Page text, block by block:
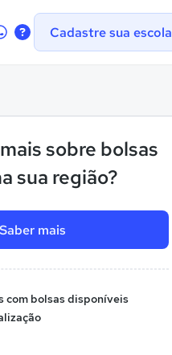
Contate-Cadastre sua escola
sobre bolsas
sua região?
Saber mais
com bolsas disponíveis